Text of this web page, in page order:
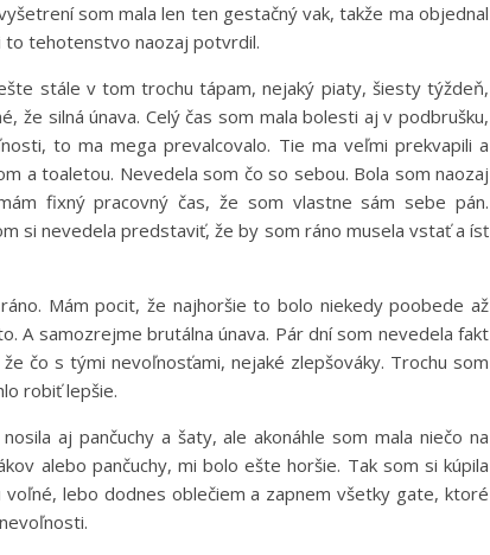
som mala len ten gestačný vak, takže ma objednal
to tehotenstvo naozaj potvrdil.
stále v tom trochu tápam, nejaký piaty, šiesty týždeň,
že silná únava. Celý čas som mala bolesti aj v podbrušku,
to ma mega prevalcovalo. Tie ma veľmi prekvapili a
a toaletou. Nevedela som čo so sebou. Bola som naozaj
fixný pracovný čas, že som vlastne sám sebe pán.
si nevedela predstaviť, že by som ráno musela vstať a ísť
Mám pocit, že najhoršie to bolo niekedy poobede až
A samozrejme brutálna únava. Pár dní som nevedela fakt
čo s tými nevoľnosťami, nejaké zlepšováky. Trochu som
robiť lepšie.
aj pančuchy a šaty, ale akonáhle som mala niečo na
alebo pančuchy, mi bolo ešte horšie. Tak som si kúpila
lebo dodnes oblečiem a zapnem všetky gate, ktoré